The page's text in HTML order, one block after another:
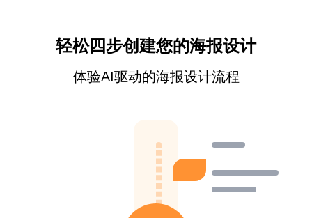
轻松四步创建您的海报设计
体验AI驱动的海报设计流程